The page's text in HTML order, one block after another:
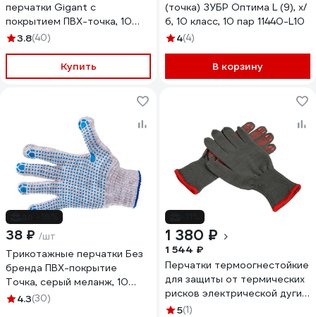
перчатки Gigant с
покрытием ПВХ-точка, 10
класс, белые GGC-9
3.8(40)
Купить
(точка) ЗУБР Оптима L (9), х/
б, 10 класс, 10 пар 11440-L10
4(4)
В корзину
38 ₽ /шт
Трикотажные перчатки Без
бренда ПВХ-покрытие
Точка, серый меланж, 10
класс 67815
4.3(30)
1 380 ₽
1 544 ₽
Перчатки термоогнестойкие
для защиты от термических
рисков электрической дуги
ООО Компания САБ АГНИ, с
5(1)